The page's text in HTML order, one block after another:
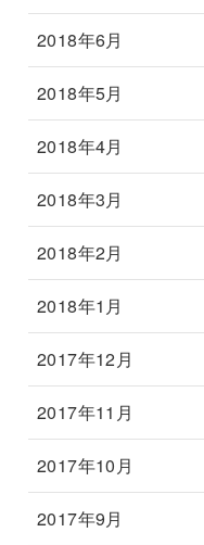
2018年6月
2018年5月
2018年4月
2018年3月
2018年2月
2018年1月
2017年12月
2017年11月
2017年10月
2017年9月